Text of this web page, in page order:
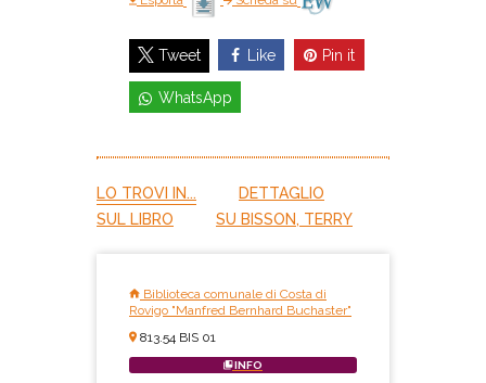
Tweet Like Pin it
WhatsApp
LO TROVI IN...
DETTAGLIO
SUL LIBRO
SU BISSON, TERRY
Biblioteca comunale di Costa di
Rovigo "Manfred Bernhard Buchaster"
813.54 BIS 01
INFO